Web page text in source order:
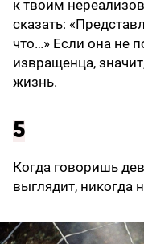
к твоим
сказать:
что…» Если она не
извращенца,
жизнь.
5
Когда говоришь
выглядит, никогда